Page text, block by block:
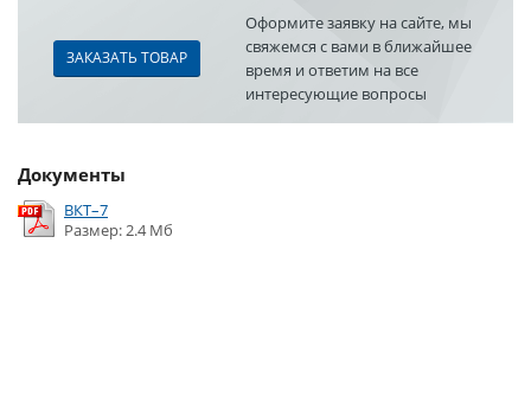
ЗАКАЗАТЬ ТОВАР
Оформите заявку на сайте, мы
свяжемся с вами в ближайшее
время и ответим на все
интересующие вопросы
Документы
ВКТ–7
Размер: 2.4 Мб